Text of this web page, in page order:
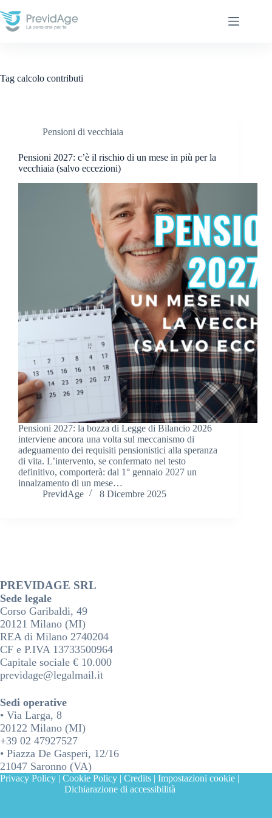
al
contenuto
Tag calcolo contributi
Pensioni di vecchiaia
Pensioni 2027: c’è il rischio di un mese in più per la
vecchiaia (salvo eccezioni)
Pensioni 2027: la bozza di Legge di Bilancio 2026
interviene ancora una volta sul meccanismo di
adeguamento dei requisiti pensionistici alla speranza
di vita. L’intervento, se confermato nel testo
definitivo, comporterà: dal 1° gennaio 2027 un
innalzamento di un mese…
PrevidAge
8 Dicembre 2025
PREVIDAGE SRL
Sede legale
Corso Garibaldi, 49
20121 Milano (MI)
REA di Milano 2740204
CF e P.IVA 13733500964
Capitale sociale € 10.000
previdage@legalmail.it
Sedi operative
• Via Larga, 8
20122 Milano (MI)
+39 02 47927527
• Piazza De Gasperi, 12/16
21047 Saronno (VA)
Privacy Policy |Cookie Policy |Credits |Impostazioni cookie |
Dichiarazione di accessibilità